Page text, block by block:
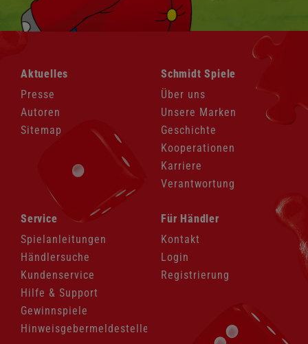
überspringen
Aktuelles
Presse
Autoren
Sitemap
Navigation
überspringen
Schmidt Spiele
Über uns
Unsere Marken
Geschichte
Kooperationen
Karriere
Verantwortung
Navigation
überspringen
Service
Spielanleitungen
Händlersuche
Kundenservice
Hilfe & Support
Gewinnspiele
Hinweisgebermeldestelle
Navigation
überspringen
Für Händler
Kontakt
Login
Registrierung